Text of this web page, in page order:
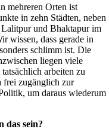
mehreren Orten ist
in zehn Städten, neben
und Bhaktapur im
wissen, dass gerade in
schlimm ist. Die
liegen viele
arbeiten zu
frei zugänglich zur
um daraus wiederum
das sein?